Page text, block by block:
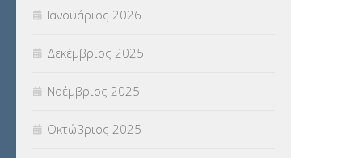
ΣΥΝΤΑΞΕΙΣ(12)
ΣΧΟΛΙΚΟΙ ΣΥΜΒΟΥΛΟΙ
ΥΠΕΡΑΡΙΘΜΟΙ(1)
ΥΠΟΤΡΟΦΙΕΣ(28)
Ιανουάριος 2026
Δεκέμβριος 2025
Νοέμβριος 2025
Οκτώβριος 2025